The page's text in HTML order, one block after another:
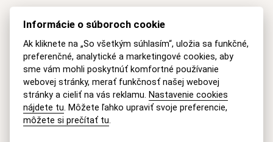
Informácie o súboroch cookie
Ak kliknete na „So všetkým súhlasím“, uložia sa funkčné,
preferenčné, analytické a marketingové cookies, aby
sme vám mohli poskytnúť komfortné používanie
webovej stránky, merať funkčnosť našej webovej
stránky a cieliť na vás reklamu. Nastavenie cookies
nájdete tu. Môžete ľahko upraviť svoje preferencie,
môžete si prečítať tu.